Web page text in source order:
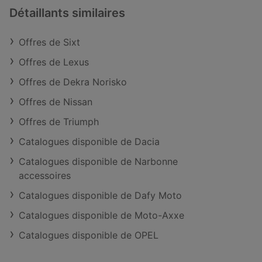
Détaillants similaires
Offres de Sixt
Offres de Lexus
Offres de Dekra Norisko
Offres de Nissan
Offres de Triumph
Catalogues disponible de Dacia
Catalogues disponible de Narbonne
accessoires
Catalogues disponible de Dafy Moto
Catalogues disponible de Moto-Axxe
Catalogues disponible de OPEL